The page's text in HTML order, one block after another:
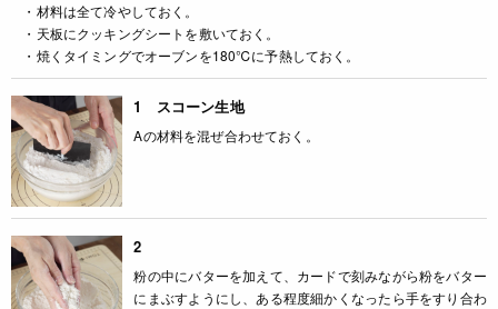
・材料は全て冷やしておく。
・天板にクッキングシートを敷いておく。
・焼くタイミングでオーブンを180℃に予熱しておく。
1 スコーン生地
Aの材料を混ぜ合わせておく。
2
粉の中にバターを加えて、カードで刻みながら粉をバター
にまぶすようにし、ある程度細かくなったら手をすり合わ